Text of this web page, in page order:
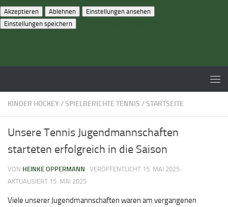
Akzeptieren Ablehnen
Einstellungen ansehen
Einstellungen speichern
KINDER HOCKEY/SPIELBERICHTE TENNIS /STARTSEITE
Unsere Tennis Jugendmannschaften
starteten erfolgreich in die Saison
VON HEINKE OPPERMANN · VERÖFFENTLICHT 15. MAI 2025 ·
AKTUALISIERT 15. MAI 2025
Viele unserer Jugendmannschaften waren am vergangenen